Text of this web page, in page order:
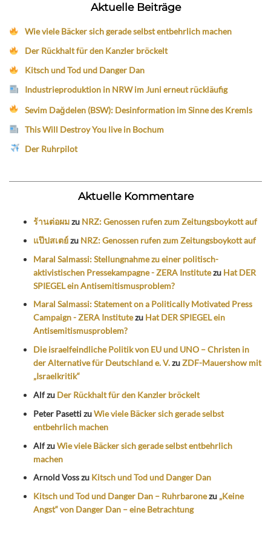
Aktuelle Beiträge
Wie viele Bäcker sich gerade selbst entbehrlich machen
Der Rückhalt für den Kanzler bröckelt
Kitsch und Tod und Danger Dan
Industrieproduktion in NRW im Juni erneut rückläufig
Sevim Dağdelen (BSW): Desinformation im Sinne des Kremls
This Will Destroy You live in Bochum
Der Ruhrpilot
Aktuelle Kommentare
ร้านต่อผมzu NRZ: Genossen rufen zum Zeitungsboykott auf
แป๊ปสเตย์zu NRZ: Genossen rufen zum Zeitungsboykott auf
Maral Salmassi: Stellungnahme zu einer politisch-
aktivistischen Pressekampagne - ZERA Institutezu Hat DER
SPIEGEL ein Antisemitismusproblem?
Maral Salmassi: Statement on a Politically Motivated Press
Campaign - ZERA Institutezu Hat DER SPIEGEL ein
Antisemitismusproblem?
Die israelfeindliche Politik von EU und UNO – Christen in
der Alternative für Deutschland e. V.zuZDF-Mauershow mit
„Israelkritik“
Alfzu Der Rückhalt für den Kanzler bröckelt
Peter PasettizuWie viele Bäcker sich gerade selbst
entbehrlich machen
AlfzuWie viele Bäcker sich gerade selbst entbehrlich
machen
Arnold Vosszu Kitsch und Tod und Danger Dan
Kitsch und Tod und Danger Dan – Ruhrbaronezu „Keine
Angst“ von Danger Dan – eine Betrachtung